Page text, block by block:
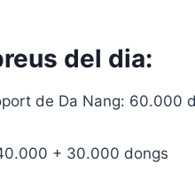
del dia:
de Da Nang: 60.000
+ 30.000 dongs